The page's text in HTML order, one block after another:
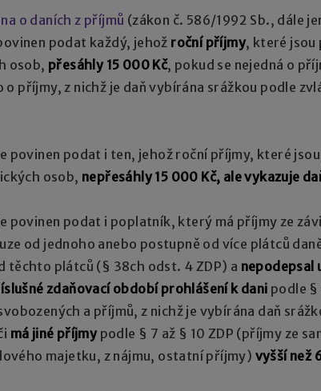
o daních z příjmů (zákon č. 586/1992 Sb., dále
podat každý, jehož roční příjmy, které jsou
osob, přesáhly 15 000 Kč, pokud se nejedná o
o příjmy, z nichž je daň vybírána srážkou podle
povinen podat i ten, jehož roční příjmy, které
osob, nepřesáhly 15 000 Kč, ale vykazuje
povinen podat i poplatník, který má příjmy ze
od jednoho anebo postupně od více plátců
těchto plátců (§ 38ch odst. 4 ZDP) a nepodepsal
zdaňovací období prohlášení k dani podle §
a příjmů, z nichž je vybírána daň
má jiné příjmypodle § 7 až § 10 ZDP (příjmy ze
majetku, z nájmu, ostatní příjmy) vyšší než